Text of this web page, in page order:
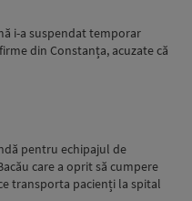
i-a suspendat temporar
din Constanța, acuzate că
pentru echipajul de
care a oprit să cumpere
transporta pacienți la spital